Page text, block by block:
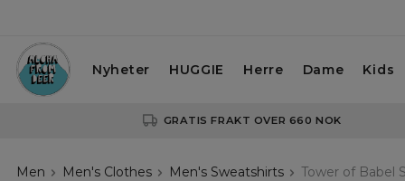
Nyheter HUGGIE Herre Dame Kids
GRATIS FRAKT OVER 660 NOK
Men Men's Clothes Men's Sweatshirts Tower of Babel